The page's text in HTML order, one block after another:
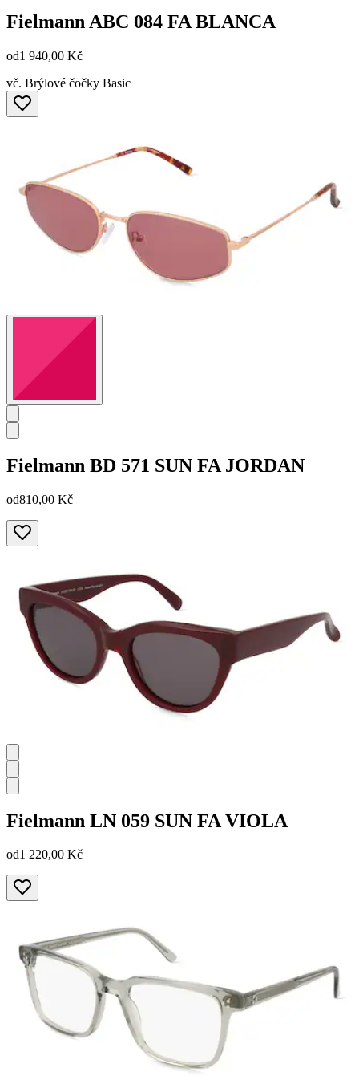
Fielmann ABC 084 FA BLANCA
od1 940,00 Kč
vč. Brýlové čočky Basic
Fielmann BD 571 SUN FA JORDAN
od810,00 Kč
Fielmann LN 059 SUN FA VIOLA
od1 220,00 Kč